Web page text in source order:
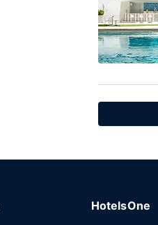
HotelsOne